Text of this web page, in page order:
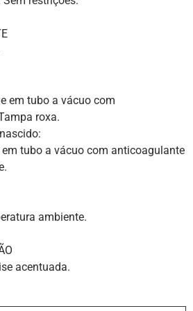
em tubo a vácuo com
roxa.
em tubo a vácuo com anticoagulante
ambiente.
acentuada.